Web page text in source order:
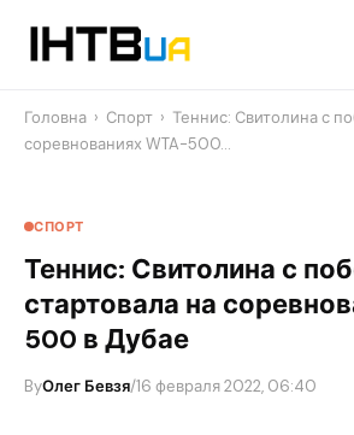
Головна › Спорт › Теннис: Свитолина с
соревнованиях WTA-500…
СПОРТ
Теннис: Свитолина с
стартовала на
500 в Дубае
ByОлег Бевзя/16 февраля 2022, 06:40